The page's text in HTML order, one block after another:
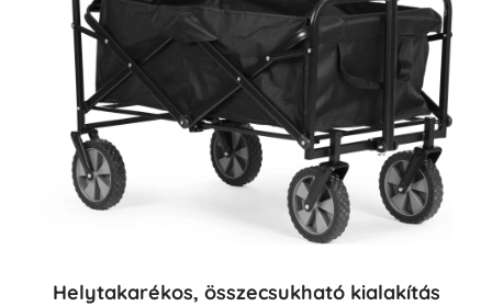
Helytakarékos, összecsukható kialakítás